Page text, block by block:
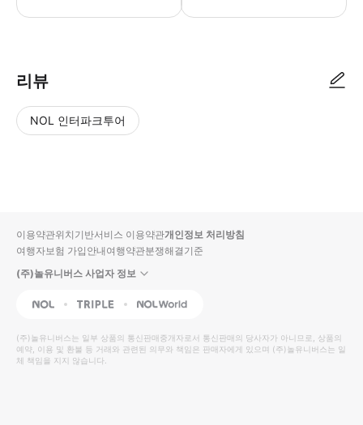
리뷰
NOL 인터파크투어
입니
다.
높
은
순
동
영
상
순
상
이용약관위치기반서비스 이용약관개인정보 처리방침
여행자보험 가입안내여행약관분쟁해결기준
(주)놀유니버스 사업자 정보
NOL Triple Interpark Global
(주)놀유니버스는 일부 상품의 통신판매중개자로서 통신판매의 당사자가 아니므로, 상품의
예약, 이용 및 환불 등 거래와 관련된 의무와 책임은 판매자에게 있으며 (주)놀유니버스는 일
체 책임을 지지 않습니다.